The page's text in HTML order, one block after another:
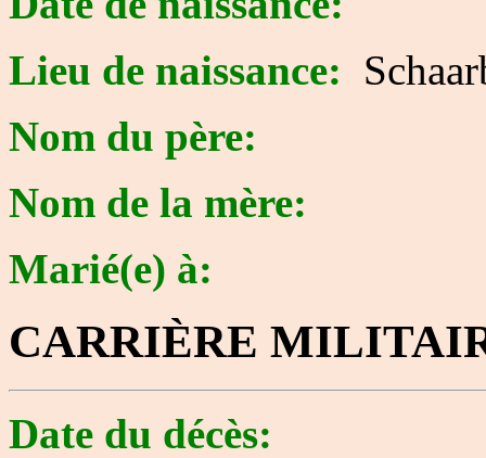
Lieu de naissance:
Nom du père:
Nom de la mère:
Marié(e) à:
CARRIÈRE
Date du décès: